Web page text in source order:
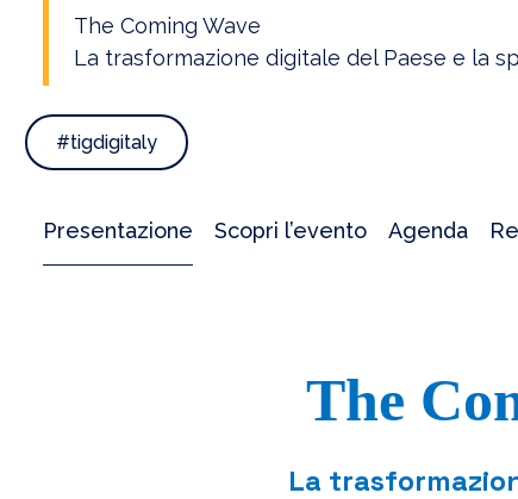
The Coming Wave
La trasformazione digitale del Paese e la
#tigdigitaly
Presentazione Scopri l’evento Agenda
The
La